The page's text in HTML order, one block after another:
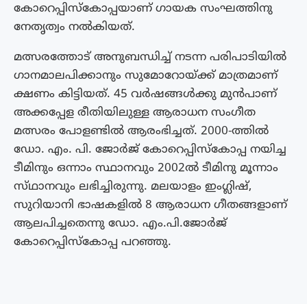
കോറെപ്പിസ്കോപ്പയാണ് ഗായക സംഘത്തിനു
നേതൃത്വം നൽകിയത്.
മത്സരത്തോട് അനുബന്ധിച്ച് നടന്ന പരിപാടിയിൽ
ഗാനമാലപിക്കാനും സുമോറോയ്ക്ക് മാത്രമാണ്
ക്ഷണം കിട്ടിയത്. 45 വർഷങ്ങൾക്കു മുൻപാണ്
അക്കപ്പേള രീതിയിലുള്ള ആരാധന സംഗീത
മത്സരം പോളണ്ടിൽ ആരംഭിച്ചത്. 2000-ത്തിൽ
ഡോ. എം. പി. ജോർജ് കോറെപ്പിസ്കോപ്പ നയിച്ച
ടീമിനും ഒന്നാം സ്ഥാനവും 2002ൽ ടീമിനു മൂന്നാം
സ്‌ഥാനവും ലഭിച്ചിരുന്നു. മലയാളം ഇംഗ്ലിഷ്,
സുറിയാനി ഭാഷകളിൽ 8 ആരാധന ഗീതങ്ങളാണ്
ആലപിച്ചതെന്നു ഡോ. എം.പി.ജോർജ്
കോറെപ്പിസ്കോപ്പ പറഞ്ഞു.